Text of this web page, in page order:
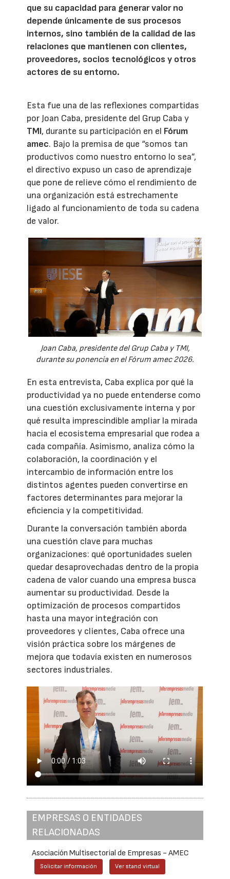
que su capacidad para generar valor no
depende únicamente de sus procesos
internos, sino también de la calidad de las
relaciones que mantienen con clientes,
proveedores, socios tecnológicos y otros
actores de su entorno.
Esta fue una de las reflexiones compartidas
por Joan Caba, presidente del Grup Caba y
TMI, durante su participación en el Fórum
amec. Bajo la premisa de que “somos tan
productivos como nuestro entorno lo sea”,
el directivo expuso un caso de aprendizaje
que pone de relieve cómo el rendimiento de
una organización está estrechamente
ligado al funcionamiento de toda su cadena
de valor.
Joan Caba, presidente del Grup Caba y TMI,
durante su ponencia en el Fórum amec 2026.
En esta entrevista, Caba explica por qué la
productividad ya no puede entenderse como
una cuestión exclusivamente interna y por
qué resulta imprescindible ampliar la mirada
hacia el ecosistema empresarial que rodea a
cada compañía. Asimismo, analiza cómo la
colaboración, la coordinación y el
intercambio de información entre los
distintos agentes pueden convertirse en
factores determinantes para mejorar la
eficiencia y la competitividad.
Durante la conversación también aborda
una cuestión clave para muchas
organizaciones: qué oportunidades suelen
quedar desaprovechadas dentro de la propia
cadena de valor cuando una empresa busca
aumentar su productividad. Desde la
optimización de procesos compartidos
hasta una mayor integración con
proveedores y clientes, Caba ofrece una
visión práctica sobre los márgenes de
mejora que todavía existen en numerosos
sectores industriales.
EMPRESAS O ENTIDADES
RELACIONADAS
Asociación Multisectorial de Empresas - AMEC
Solicitar información Ver stand virtual